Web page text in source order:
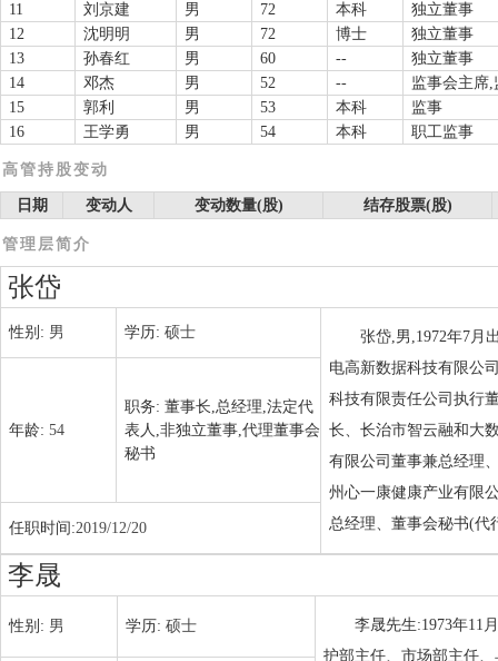
11
刘京建 男 72 本科
独立董事
12
沈明明 男 72 博士
独立董事
13
孙春红 男 60 --
独立董事
14
邓杰 男 52 --
监事会主席,
15
郭利 男 53 本科
监事
16
王学勇 男 54 本科 职工监事
高管持股变动
日期 变动人 变动数量(股) 结存股票(股)
管理层简介
张岱
性别: 男 学历: 硕士
张岱,男,1972年7月
电高新数据科技有限公
科技有限责任公司执行
长、长治市智云融和大
有限公司董事兼总经理
州心一康健康产业有限
总经理、董事会秘书(代
年龄: 54
职务: 董事长,总经理,法定代
表人,非独立董事,代理董事会
秘书
任职时间:2019/12/20
李晟
性别: 男 学历: 硕士
李晟先生:1973年11
护部主任、市场部主任